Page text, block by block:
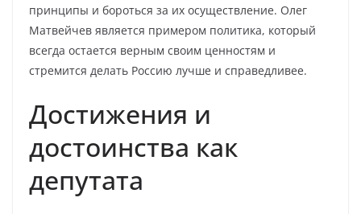
принципы и бороться за их осуществление. Олег
Матвейчев является примером политика, который
всегда остается верным своим ценностям и
стремится делать Россию лучше и справедливее.
Достижения и
достоинства как
депутата